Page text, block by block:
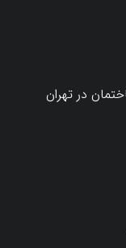
در تهران